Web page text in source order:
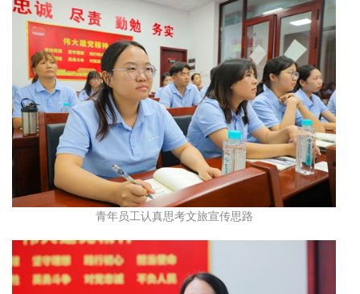
青年员工认真思考文旅宣传思路